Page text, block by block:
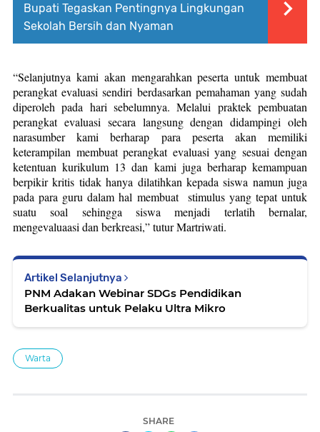
Bupati Tegaskan Pentingnya Lingkungan
Sekolah Bersih dan Nyaman
“Selanjutnya kami akan mengarahkan peserta untuk membuat
perangkat evaluasi sendiri berdasarkan pemahaman yang sudah
diperoleh pada hari sebelumnya. Melalui praktek pembuatan
perangkat evaluasi secara langsung dengan didampingi oleh
narasumber kami berharap para peserta akan memiliki
keterampilan membuat perangkat evaluasi yang sesuai dengan
ketentuan kurikulum 13 dan kami juga berharap kemampuan
berpikir kritis tidak hanya dilatihkan kepada siswa namun juga
pada para guru dalam hal membuat
stimulus yang tepat untuk
suatu soal sehingga siswa menjadi terlatih bernalar,
mengevaluaasi dan berkreasi,” tutur Martriwati.
Artikel Selanjutnya
PNM Adakan Webinar SDGs Pendidikan
Berkualitas untuk Pelaku Ultra Mikro
Warta
SHARE